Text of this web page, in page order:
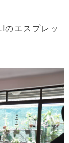
エスプレッ